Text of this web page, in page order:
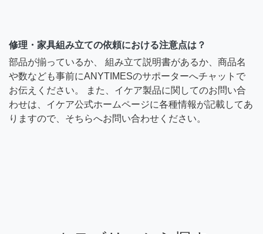
修理・家具組み立ての依頼における注意点は？
部品が揃っているか、 組み立て説明書があるか、商品名
や数なども事前にANYTIMESのサポーターへチャットで
お伝えください。 また、イケア製品に関してのお問い合
わせは、イケア公式ホームページに各種情報が記載してあ
りますので、そちらへお問い合わせください。